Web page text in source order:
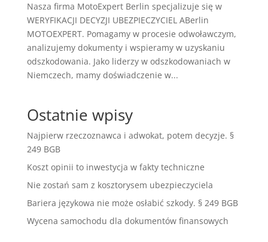
Nasza firma MotoExpert Berlin specjalizuje się w
WERYFIKACJI DECYZJI UBEZPIECZYCIEL ABerlin
MOTOEXPERT. Pomagamy w procesie odwoławczym,
analizujemy dokumenty i wspieramy w uzyskaniu
odszkodowania. Jako liderzy w odszkodowaniach w
Niemczech, mamy doświadczenie w...
Ostatnie wpisy
Najpierw rzeczoznawca i adwokat, potem decyzje. §
249 BGB
Koszt opinii to inwestycja w fakty techniczne
Nie zostań sam z kosztorysem ubezpieczyciela
Bariera językowa nie może osłabić szkody. § 249 BGB
Wycena samochodu dla dokumentów finansowych